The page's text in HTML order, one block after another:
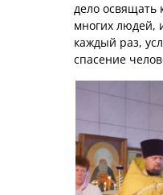
дело освящать
многих людей,
каждый раз,
спасение